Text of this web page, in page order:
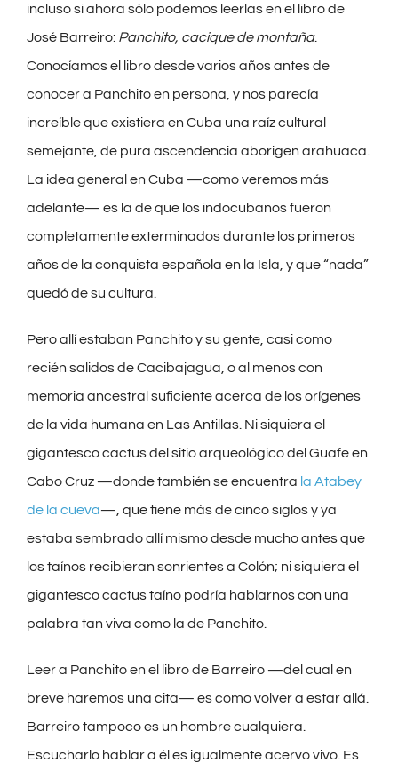
incluso si ahora sólo podemos leerlas en el libro de
José Barreiro: Panchito, cacique de montaña.
Conocíamos el libro desde varios años antes de
conocer a Panchito en persona, y nos parecía
increíble que existiera en Cuba una raíz cultural
semejante, de pura ascendencia aborigen arahuaca.
La idea general en Cuba —como veremos más
adelante— es la de que los indocubanos fueron
completamente exterminados durante los primeros
años de la conquista española en la Isla, y que “nada”
quedó de su cultura.
Pero allí estaban Panchito y su gente, casi como
recién salidos de Cacibajagua, o al menos con
memoria ancestral suficiente acerca de los orígenes
de la vida humana en Las Antillas. Ni siquiera el
gigantesco cactus del sitio arqueológico del Guafe en
Cabo Cruz —donde también se encuentra la Atabey
de la cueva—, que tiene más de cinco siglos y ya
estaba sembrado allí mismo desde mucho antes que
los taínos recibieran sonrientes a Colón; ni siquiera el
gigantesco cactus taíno podría hablarnos con una
palabra tan viva como la de Panchito.
Leer a Panchito en el libro de Barreiro —del cual en
breve haremos una cita— es como volver a estar allá.
Barreiro tampoco es un hombre cualquiera.
Escucharlo hablar a él es igualmente acervo vivo. Es